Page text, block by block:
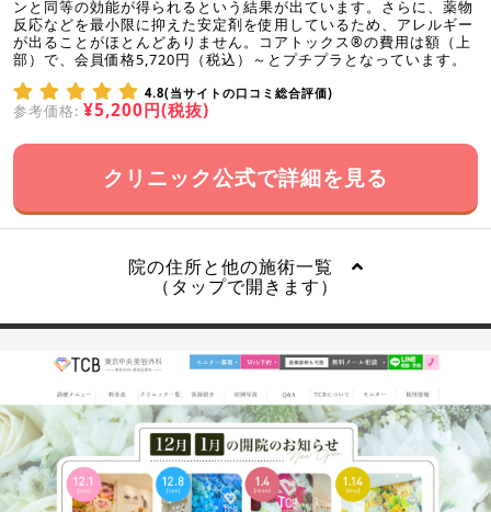
ンと同等の効能が得られるという結果が出ています。さらに、薬物
反応などを最小限に抑えた安定剤を使用しているため、アレルギー
が出ることがほとんどありません。コアトックス®の費用は額（上
部）で、会員価格5,720円（税込）～とプチプラとなっています。
4.8(当サイトの口コミ総合評価)
参考価格: ¥5,200円(税抜)
クリニック公式で詳細を見る
院の住所と他の施術一覧
（タップで開きます）